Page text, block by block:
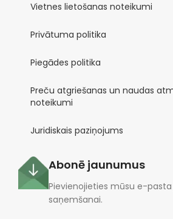
Vietnes lietošanas noteikumi
Privātuma politika
Piegādes politika
Preču atgriešanas un naudas
noteikumi
Juridiskais paziņojums
Abonē jaunumus
Pievienojieties mūsu e-
saņemšanai.